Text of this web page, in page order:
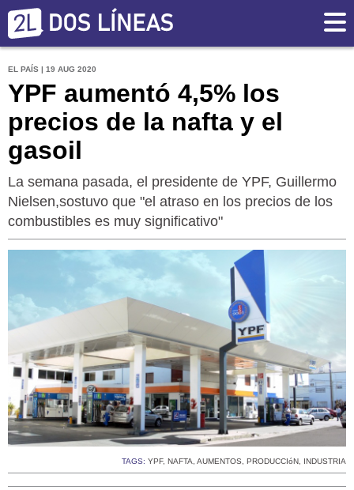
EL PAÍS | 19 AUG 2020
YPF aumentó 4,5% los
precios de la nafta y el
gasoil
La semana pasada, el presidente de YPF, Guillermo
Nielsen,sostuvo que "el atraso en los precios de los
combustibles es muy significativo"
TAGS: YPF, NAFTA, AUMENTOS, PRODUCCIóN, INDUSTRIA